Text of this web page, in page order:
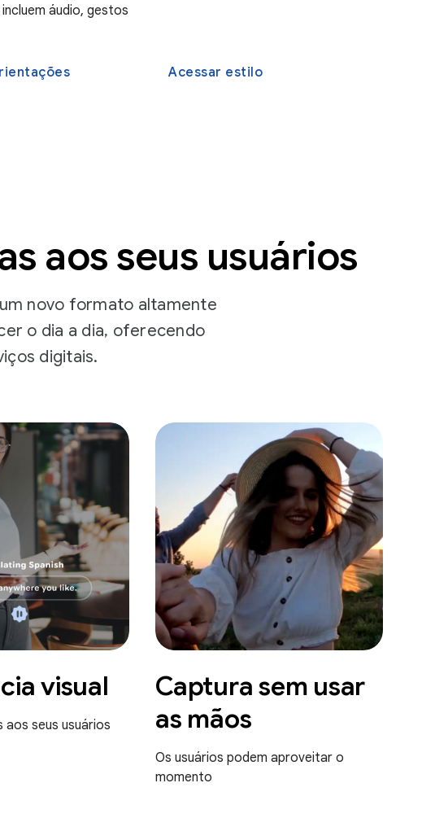
áudio, gestos
Acessar estilo
aos seus usuários
novo formato altamente
o dia a dia, oferecendo
digitais.
visual
aos seus usuários
Captura sem usar
as mãos
Os usuários podem aproveitar o
momento